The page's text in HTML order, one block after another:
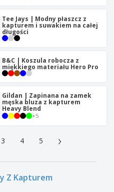
Tee Jays | Modny płaszcz z
kapturem i suwakiem na całej
długości
B&C | Koszula robocza z
miękkiego materiału Hero Pro
Gildan | Zapinana na zamek
męska bluza z kapturem
Heavy Blend
+5
3 4 5 ›
Z Kapturem